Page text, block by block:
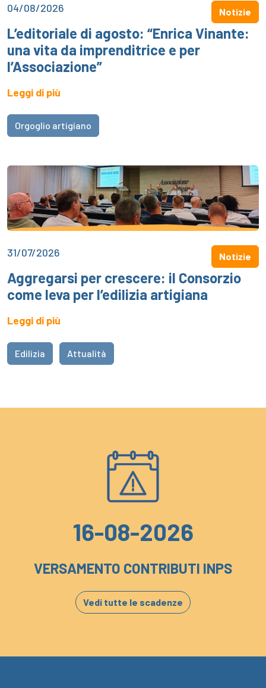
04/08/2026 Notizie
L’editoriale di agosto: “Enrica Vinante:
una vita da imprenditrice e per
l’Associazione”
Leggi di più
Orgoglio artigiano
31/07/2026 Notizie
Aggregarsi per crescere: il Consorzio
come leva per l’edilizia artigiana
Leggi di più
Edilizia Attualità
16-08-2026
VERSAMENTO CONTRIBUTI INPS
Vedi tutte le scadenze